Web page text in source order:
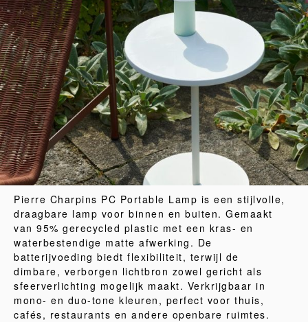
Pierre Charpins PC Portable Lamp is een stijlvolle,
draagbare lamp voor binnen en buiten. Gemaakt
van 95% gerecycled plastic met een kras- en
waterbestendige matte afwerking. De
batterijvoeding biedt flexibiliteit, terwijl de
dimbare, verborgen lichtbron zowel gericht als
sfeerverlichting mogelijk maakt. Verkrijgbaar in
mono- en duo-tone kleuren, perfect voor thuis,
cafés, restaurants en andere openbare ruimtes.